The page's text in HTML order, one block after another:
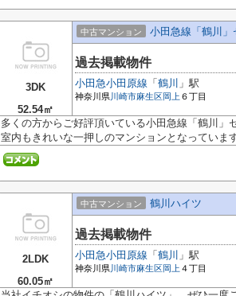
3DK
52.54㎡
中古マンション 小田急線「鶴川
過去掲載物件
小田急小田原線 「 鶴川 」駅
神奈川県川崎市麻生区 岡上 ６丁目
多くの方からご好評頂いている小田急線「鶴川」
室内もきれいな一押しのマンションとなっていま
2LDK
60.05㎡
中古マンション 鶴川ハイツ
過去掲載物件
小田急小田原線 「 鶴川 」駅
神奈川県川崎市麻生区 岡上 ４丁目